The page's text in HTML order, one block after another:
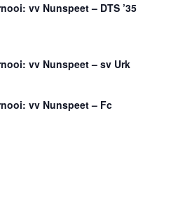
vv Nunspeet – DTS ’35
vv Nunspeet – sv Urk
vv Nunspeet – Fc